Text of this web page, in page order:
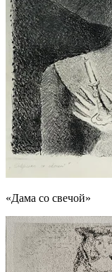
«Дама со свечой»